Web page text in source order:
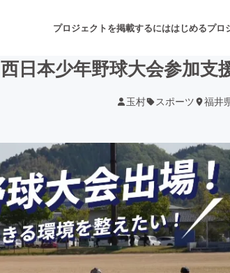
プロジェクトを掲載するにははじめるプロ
音楽
ゲーム・サービス開発
書籍・雑誌出版
西日本少年野球大会参加支
玉村 スポーツ 福井